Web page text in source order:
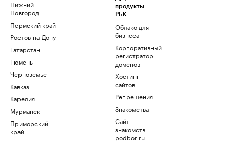
Нижний
Новгород
Пермский край
Ростов-на-Дону
Татарстан
Тюмень
Черноземье
Кавказ
Карелия
Мурманск
Приморский
край
продукты
РБК
Облако для
бизнеса
Корпоративный
регистратор
доменов
Хостинг
сайтов
Рег.решения
Знакомства
Сайт
знакомств
podbor.ru